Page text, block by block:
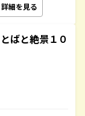
詳細を見る
ばと絶景１０